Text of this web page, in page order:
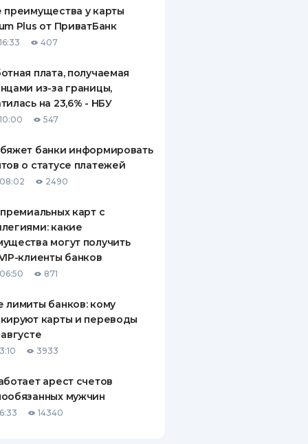
преимущества у карты
Plus от ПриватБанк
407
плата, получаемая
из-за границы,
на 23,6% - НБУ
547
банки информировать
о статусе платежей
2490
карт с
какие
могут получить
клиенты банков
871
лимиты банков: кому
карты и переводы
3933
арест счетов
мужчин
14340